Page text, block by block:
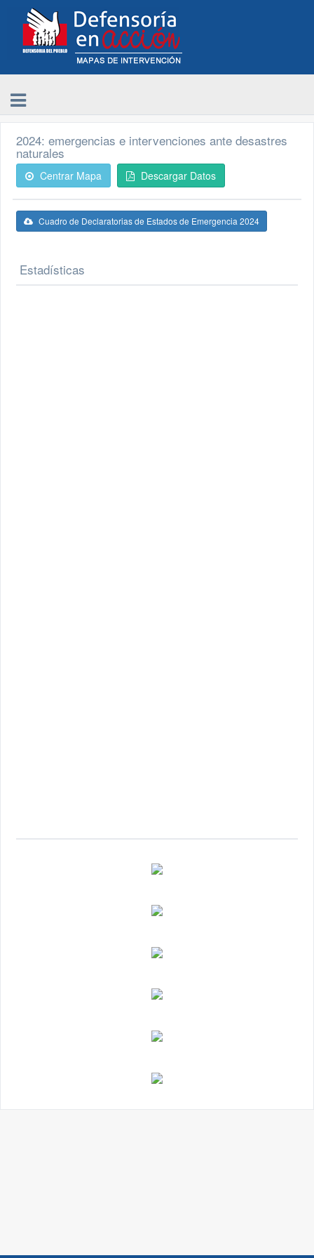
2024: emergencias e intervenciones ante desastres
naturales
Centrar Mapa Descargar Datos
Cuadro de Declaratorias de Estados de Emergencia 2024
Estadísticas